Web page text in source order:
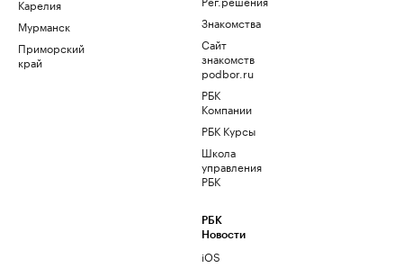
Карелия
Мурманск
Приморский
край
Знакомства
Сайт
знакомств
podbor.ru
РБК
Компании
РБК Курсы
Школа
управления
РБК
РБК
Новости
iOS